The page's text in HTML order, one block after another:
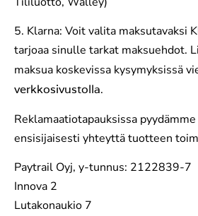
5. Klarna: Voit valita maksutavaksi
tarjoaa sinulle tarkat maksuehdot.
maksua koskevissa kysymyksissä
verkkosivustolla.
Reklamaatiotapauksissa
ensisijaisesti yhteyttä tuotteen
Paytrail Oyj, y-tunnus: 2122839-7
Innova 2
Lutakonaukio 7